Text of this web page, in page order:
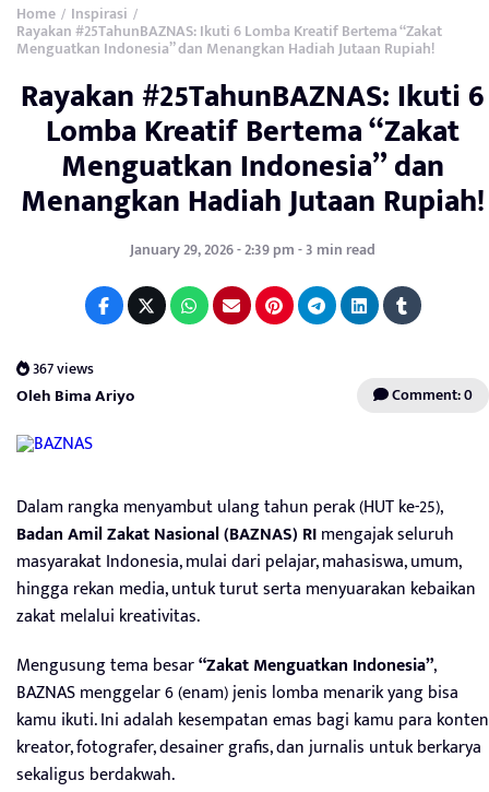
Home / Inspirasi /
Rayakan #25TahunBAZNAS: Ikuti 6 Lomba Kreatif Bertema “Zakat
Menguatkan Indonesia” dan Menangkan Hadiah Jutaan Rupiah!
Rayakan #25TahunBAZNAS: Ikuti 6
Lomba Kreatif Bertema “Zakat
Menguatkan Indonesia” dan
Menangkan Hadiah Jutaan Rupiah!
January 29, 2026 - 2:39 pm - 3 min read
367 views
Oleh Bima Ariyo Comment: 0
Dalam rangka menyambut ulang tahun perak (HUT ke-25),
Badan Amil Zakat Nasional (BAZNAS) RImengajak seluruh
masyarakat Indonesia, mulai dari pelajar, mahasiswa, umum,
hingga rekan media, untuk turut serta menyuarakan kebaikan
zakat melalui kreativitas.
Mengusung tema besar“Zakat Menguatkan Indonesia”,
BAZNAS menggelar 6 (enam) jenis lomba menarik yang bisa
kamu ikuti. Ini adalah kesempatan emas bagi kamu para konten
kreator, fotografer, desainer grafis, dan jurnalis untuk berkarya
sekaligus berdakwah.